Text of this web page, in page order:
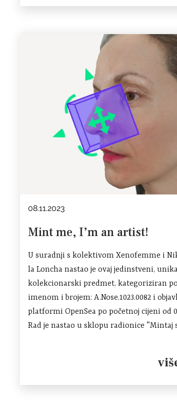
Dramaturgija: […]
08.11.2023
Mint me, I’m an artist!
U suradnji s kolektivom Xenofemme i
la Loncha nastao je ovaj jedinstveni,
kolekcionarski predmet, kategoriziran
imenom i brojem: A.Nose.1023.0082 i
platformi OpenSea po početnoj cijeni od
Rad je nastao u sklopu radionice “Mintaj